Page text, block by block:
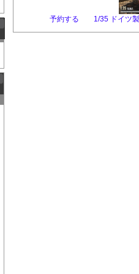
予約する 1/35 ドイツ製3